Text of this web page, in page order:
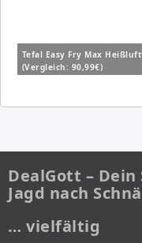
Tefal Easy Fry Max
(Vergleich: 90,99€)
DealGott –
Jagd nach
… vielfältig